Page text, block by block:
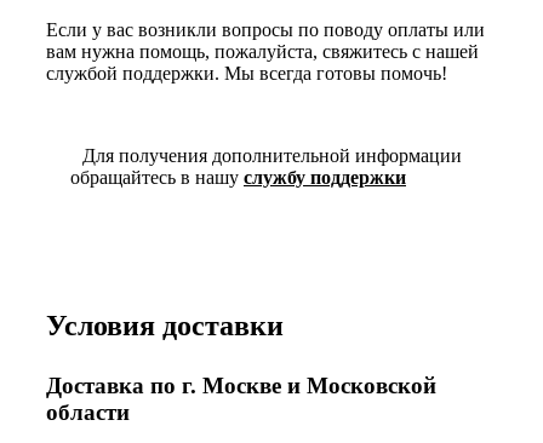
Если у вас возникли вопросы по поводу оплаты или
вам нужна помощь, пожалуйста, свяжитесь с нашей
службой поддержки. Мы всегда готовы помочь!
Для получения дополнительной информации
обращайтесь в нашу службу поддержки
Условия доставки
Доставка по г. Москве и Московской
области